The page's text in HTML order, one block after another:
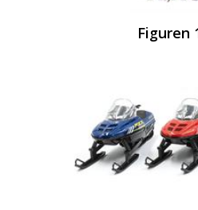
Figuren